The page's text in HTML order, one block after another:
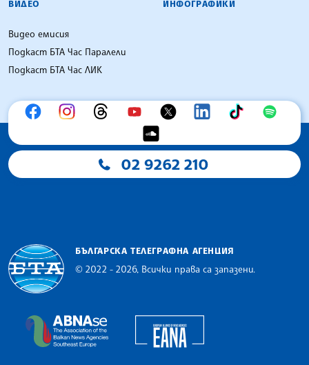
ВИДЕО
Видео емисия
Подкаст БТА Час Паралели
Подкаст БТА Час ЛИК
ИНФОГРАФИКИ
02 9262 210
БЪЛГАРСКА ТЕЛЕГРАФНА АГЕНЦИЯ
© 2022 - 2026, Всички права са запазени.
The Assocoation of the Balkan News Agencies